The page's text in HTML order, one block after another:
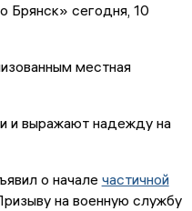
Брянск» сегодня, 10
местная
и выражают надежду на
о начале частичной
на военную службу